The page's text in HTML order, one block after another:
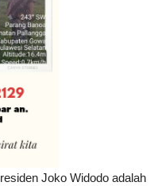
Joko Widodo adalah